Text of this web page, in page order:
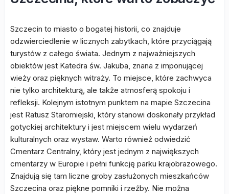
Szczecin to miasto o bogatej historii, co znajduje
odzwierciedlenie w licznych zabytkach, które przyciągają
turystów z całego świata. Jednym z najważniejszych
obiektów jest Katedra św. Jakuba, znana z imponującej
wieży oraz pięknych witraży. To miejsce, które zachwyca
nie tylko architekturą, ale także atmosferą spokoju i
refleksji. Kolejnym istotnym punktem na mapie Szczecina
jest Ratusz Staromiejski, który stanowi doskonały przykład
gotyckiej architektury i jest miejscem wielu wydarzeń
kulturalnych oraz wystaw. Warto również odwiedzić
Cmentarz Centralny, który jest jednym z największych
cmentarzy w Europie i pełni funkcję parku krajobrazowego.
Znajdują się tam liczne groby zasłużonych mieszkańców
Szczecina oraz piękne pomniki i rzeźby. Nie można